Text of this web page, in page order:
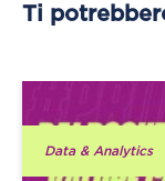
Ti
Data & Analytics